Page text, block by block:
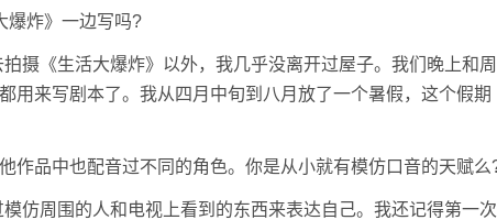
爆炸》一边写吗?
摄《生活大爆炸》以外，我几乎没离开过屋子。我们晚上和周
用来写剧本了。我从四月中旬到八月放了一个暑假，这个假期
作品中也配音过不同的角色。你是从小就有模仿口音的天赋么
仿周围的人和电视上看到的东西来表达自己。我还记得第一次